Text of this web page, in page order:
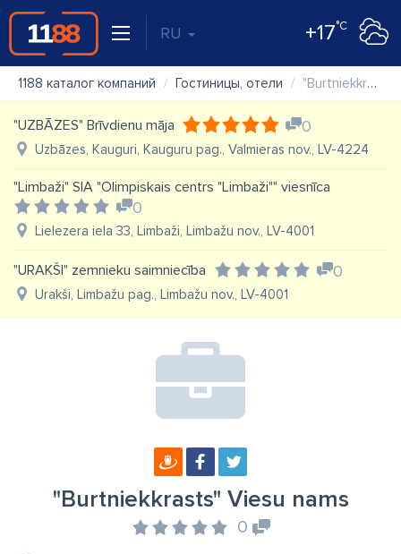
RU +17°C
1188 каталог компаний Гостиницы, отели "Burtniekkrasts" Viesu nams
"UZBĀZES" Brīvdienu māja 0
Uzbāzes, Kauguri, Kauguru pag., Valmieras nov., LV-4224
"Limbaži" SIA "Olimpiskais centrs "Limbaži"" viesnīca
0
Lielezera iela 33, Limbaži, Limbažu nov., LV-4001
"URAKŠI" zemnieku saimniecība 0
Urakši, Limbažu pag., Limbažu nov., LV-4001
"Burtniekkrasts" Viesu nams
0